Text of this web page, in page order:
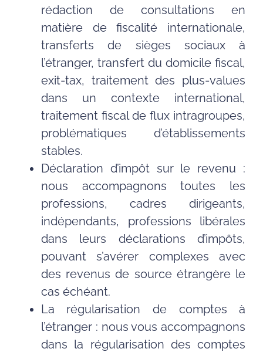
rédaction de consultations en
matière de fiscalité internationale,
transferts de sièges sociaux à
l’étranger, transfert du domicile fiscal,
exit-tax, traitement des plus-values
dans un contexte international,
traitement fiscal de flux intragroupes,
problématiques d’établissements
stables.
Déclaration d’impôt sur le revenu :
nous accompagnons toutes les
professions, cadres dirigeants,
indépendants, professions libérales
dans leurs déclarations d’impôts,
pouvant s’avérer complexes avec
des revenus de source étrangère le
cas échéant.
La régularisation de comptes à
l’étranger : nous vous accompagnons
dans la régularisation des comptes